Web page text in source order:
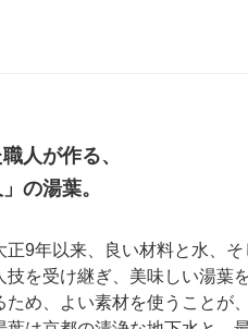
人が作る、
の湯葉。
正9年以来、良い材料と水、
技を受け継ぎ、美味しい湯葉
ため、よい素材を使うことが